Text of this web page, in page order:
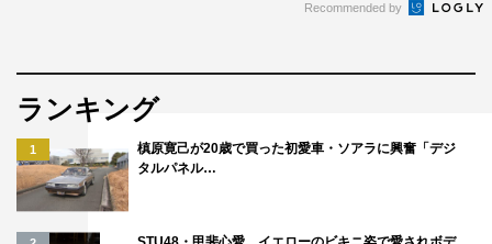
関口メンディー
Recommended by
ランキング
1
槙原寛己が20歳で買った初愛車・ソアラに興奮「デジ
タルパネル…